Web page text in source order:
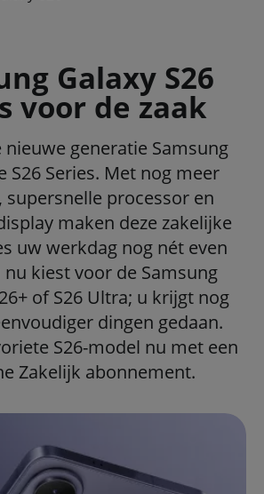
Galaxy S26
voor de zaak
generatie Samsung
S26 Series. Met nog meer
supersnelle processor en
maken deze zakelijke
uw werkdag nog nét even
kiest voor de Samsung
of S26 Ultra; u krijgt nog
dingen gedaan.
S26-model nu met een
Zakelijk abonnement.